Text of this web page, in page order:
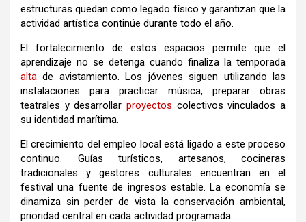
estructuras quedan como legado físico y garantizan que la
actividad artística continúe durante todo el año.
El fortalecimiento de estos espacios permite que el
aprendizaje no se detenga cuando finaliza la temporada
alta de avistamiento. Los jóvenes siguen utilizando las
instalaciones para practicar música, preparar obras
teatrales y desarrollar proyectos colectivos vinculados a
su identidad marítima.
El crecimiento del empleo local está ligado a este proceso
continuo. Guías turísticos, artesanos, cocineras
tradicionales y gestores culturales encuentran en el
festival una fuente de ingresos estable. La economía se
dinamiza sin perder de vista la conservación ambiental,
prioridad central en cada actividad programada.